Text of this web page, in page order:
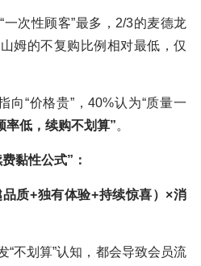
次性顾客”最多，2/3的麦德龙
姆的不复购比例相对最低，仅
向“价格贵”，40%认为“质量一
率低，续购不划算”。
黏性公式”：
质+独有体验+持续惊喜）×消
“不划算”认知，都会导致会员流